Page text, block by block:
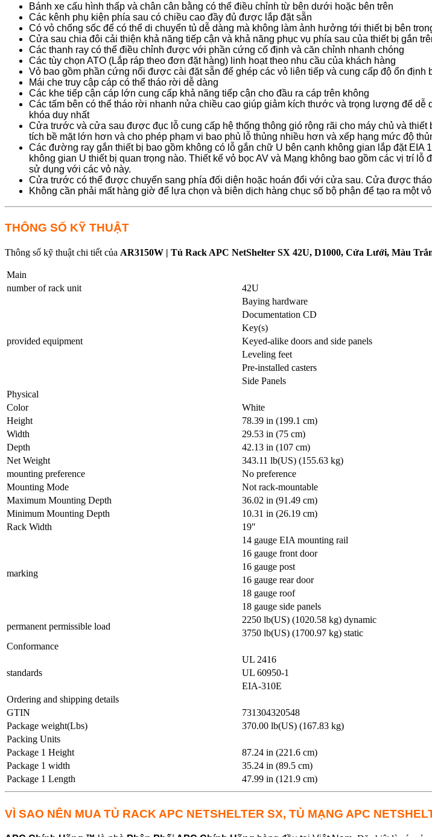
Bánh xe cấu hình thấp và chân cân bằng có thể điều chỉnh từ bên dưới hoặc bên trên
Các kênh phụ kiện phía sau có chiều cao đầy đủ được lắp đặt sẵn
Có vỏ chống sốc để có thể di chuyển tủ dễ dàng mà không làm ảnh hưởng tới thiết bị bên
Cửa sau chia đôi cải thiện khả năng tiếp cận và khả năng phục vụ phía sau của thiết bị gắn
Các thanh ray có thể điều chỉnh được với phần cứng cố định và căn chỉnh nhanh chóng
Các tùy chọn ATO (Lắp ráp theo đơn đặt hàng) linh hoạt theo nhu cầu của khách hàng
Vỏ bao gồm phần cứng nối được cài đặt sẵn để ghép các vỏ liên tiếp và cung cấp độ ổn định
Mái che truy cập cáp có thể tháo rời dễ dàng
Các khe tiếp cận cáp lớn cung cấp khả năng tiếp cận cho đầu ra cáp trên không
Các tấm bên có thể tháo rời nhanh nửa chiều cao giúp giảm kích thước và trọng lượng để
khóa duy nhất
Cửa trước và cửa sau được đục lỗ cung cấp hệ thống thông gió rộng rãi cho máy chủ và
tích bề mặt lớn hơn và cho phép phạm vi bao phủ lỗ thủng nhiều hơn và xếp hạng mức độ
Các đường ray gắn thiết bị bao gồm không có lỗ gắn chữ U bên cạnh không gian lắp đặt
không gian U thiết bị quan trọng nào. Thiết kế vỏ bọc AV và Mạng không bao gồm các vị trí
sử dụng với các vỏ này.
Cửa trước có thể được chuyển sang phía đối diện hoặc hoán đổi với cửa sau. Cửa được
Không cần phải mất hàng giờ để lựa chọn và biên dịch hàng chục số bộ phận để tạo ra một
THÔNG SỐ KỸ THUẬT
Thông số kỹ thuật chi tiết của AR3150W | Tủ Rack APC NetShelter SX 42U, D1000, Cửa Lưới, Màu
Main
number of rack unit
42U
provided equipment
Baying hardware
Documentation CD
Key(s)
Keyed-alike doors and side panels
Leveling feet
Pre-installed casters
Side Panels
Physical
Color
White
Height
78.39 in (199.1 cm)
Width
29.53 in (75 cm)
Depth
42.13 in (107 cm)
Net Weight
343.11 lb(US) (155.63 kg)
mounting preference
No preference
Mounting Mode
Not rack-mountable
Maximum Mounting Depth
36.02 in (91.49 cm)
Minimum Mounting Depth
10.31 in (26.19 cm)
Rack Width
19″
marking
14 gauge EIA mounting rail
16 gauge front door
16 gauge post
16 gauge rear door
18 gauge roof
18 gauge side panels
permanent permissible load
2250 lb(US) (1020.58 kg) dynamic
3750 lb(US) (1700.97 kg) static
Conformance
standards
UL 2416
UL 60950-1
EIA-310E
Ordering and shipping details
GTIN
731304320548
Package weight(Lbs)
370.00 lb(US) (167.83 kg)
Packing Units
Package 1 Height
87.24 in (221.6 cm)
Package 1 width
35.24 in (89.5 cm)
Package 1 Length
47.99 in (121.9 cm)
VÌ SAO NÊN MUA TỦ RACK APC NETSHELTER SX, TỦ MẠNG APC